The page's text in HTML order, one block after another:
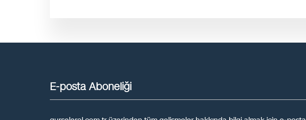
E-posta Aboneliği